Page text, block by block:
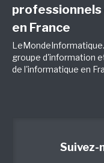
professionnels
en France
groupe d'information
de l'informatique en
Suivez-